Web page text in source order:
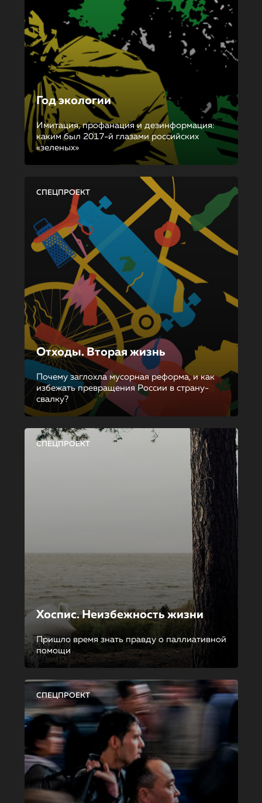
Год экологии
Имитация, профанация и дезинформация:
каким был 2017-й глазами российских
«зеленых»
СПЕЦПРОЕКТ
Отходы. Вторая жизнь
Почему заглохла мусорная реформа, и как
избежать превращения России в страну-
свалку?
СПЕЦПРОЕКТ
Хоспис. Неизбежность жизни
Пришло время знать правду о паллиативной
помощи
СПЕЦПРОЕКТ